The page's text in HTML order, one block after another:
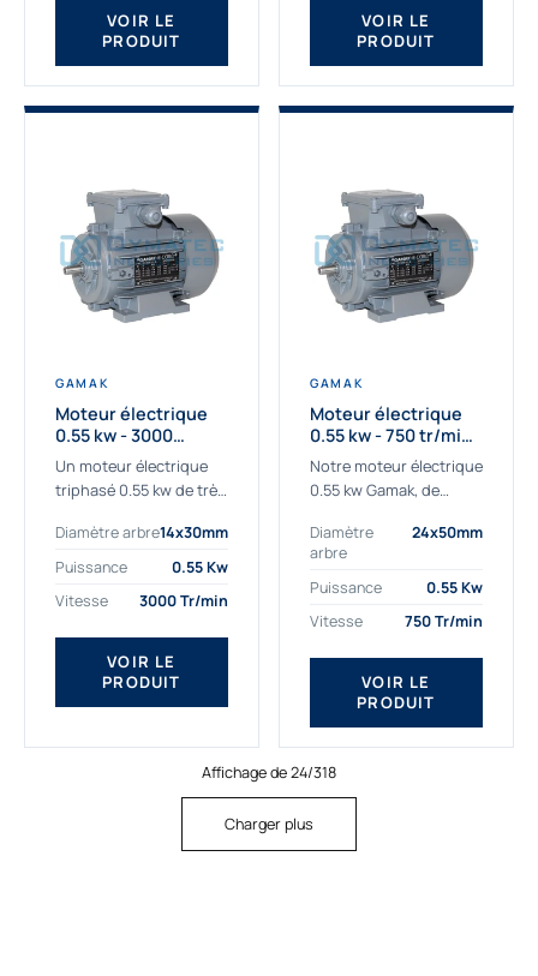
VOIR LE
PRODUIT
VOIR LE
PRODUIT
GAMAK
Moteur électrique
0.55 kw - 3000
Tr/min - 230/400V -
IE2
Un moteur électrique
triphasé 0.55 kw de très
vos applications les
plus exigeantes.
triphasé 0.55
kw Gamak...
Diamètre arbre14x30mm
Puissance
0.55 Kw
Vitesse
3000 Tr/min
VOIR LE
PRODUIT
GAMAK
Moteur électrique
0.55 kw - 750 tr/min -
230/400V - IE2
Notre moteur électrique
0.55 kw Gamak, de
adapté à toutes les
applications. Nous
déterminons,
fournissons
des moteurs
asynchrones depuis
Diamètre
arbre
24x50mm
Puissance
0.55 Kw
Vitesse
750 Tr/min
VOIR LE
PRODUIT
Affichage de 24/318
Charger plus